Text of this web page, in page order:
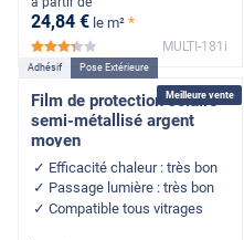
24,84 € le m² *
*****
MULTI-181i
Meilleure vente
Adhésif Pose Extérieure
Film de protection solaire
semi-métallisé argent
moyen
Efficacité chaleur : très bon
Passage lumière : très bon
Compatible tous vitrages